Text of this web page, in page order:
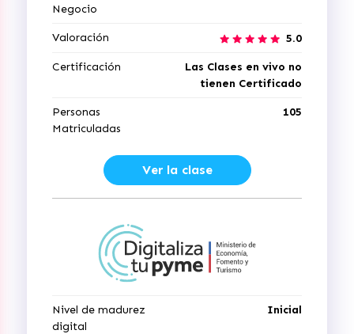
Negocio
Valoración 5.0
Certificación
Las Clases en vivo no
tienen Certificado
Personas
Matriculadas
105
Ver la clase
Nivel de madurez
digital
Inicial